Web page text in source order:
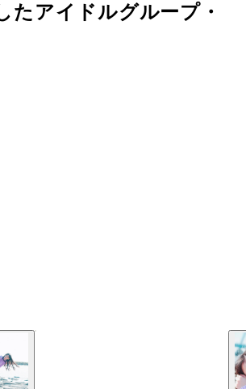
たアイドルグループ・